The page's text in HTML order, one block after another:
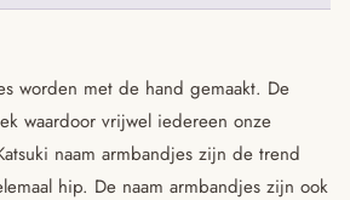
worden met de hand gemaakt. De
waardoor vrijwel iedereen onze
naam armbandjes zijn de trend
hip. De naam armbandjes zijn ook